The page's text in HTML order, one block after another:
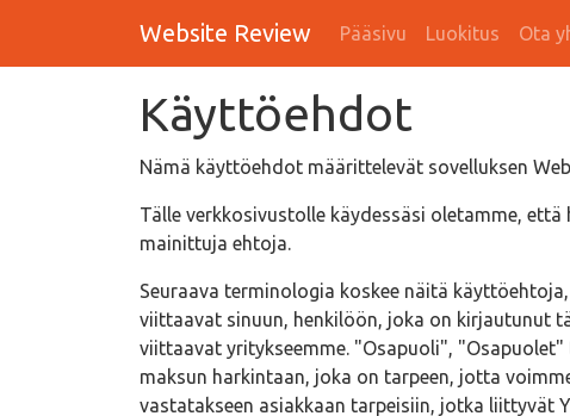
Website Review Pääsivu Luokitus Ota
Käyttöehdot
Nämä käyttöehdot määrittelevät sovelluksen
Tälle verkkosivustolle käydessäsi oletamme,
mainittuja ehtoja.
Seuraava terminologia koskee näitä
viittaavat sinuun, henkilöön, joka on kirjautunut
viittaavat yritykseemme. "Osapuoli",
maksun harkintaan, joka on tarpeen, jotta
vastatakseen asiakkaan tarpeisiin, jotka liittyvät